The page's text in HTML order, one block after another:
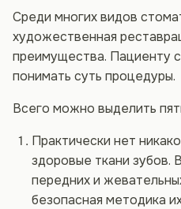
Среди многих видов
художественная
преимущества. Пациенту
понимать суть процедуры.
Всего можно выделить
Практически нет
здоровые ткани зубов.
передних и
безопасная методика